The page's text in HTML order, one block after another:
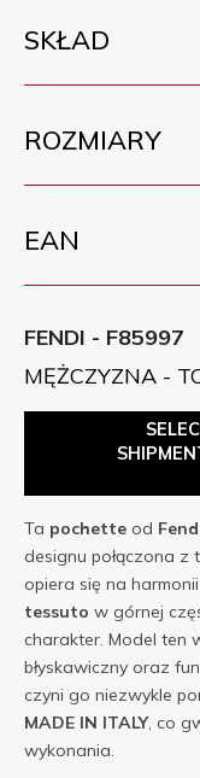
SKŁAD
ROZMIARY
EAN
FENDI - F85997
MĘŻCZYZNA -
Ta pochette od
designu połączona z
opiera się na
tessuto w górnej
charakter. Model ten
błyskawiczny oraz
czyni go niezwykle
MADE IN ITALY, co
wykonania.